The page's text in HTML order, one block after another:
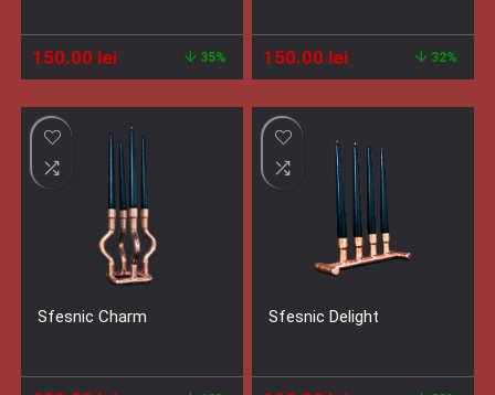
Prețul
inițial
fost:
230.00 lei.
150.00 leiPrețul
curent
150.00 lei.
35%
Prețul
inițial
fost:
220.00 lei.
150.00 leiPrețul
curent
32%
Sfesnic Charm Sfesnic Delight